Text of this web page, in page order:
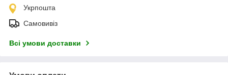
Укрпошта
Самовивіз
Всі умови доставки